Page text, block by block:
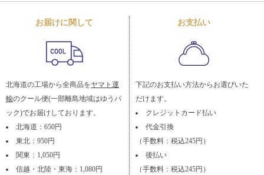
お届けに関して
北海道の工場から全商品をヤマト運
輸のクール便(一部離島地域はゆうパ
ック)でお届けしております。
北海道：650円
東北：950円
関東：1,050円
信越・北陸・東海：1,080円
お支払い
下記のお支払い方法からお選びいた
だけます。
クレジットカード払い
代金引換
（手数料：税込245円）
後払い
（手数料：税込245円）